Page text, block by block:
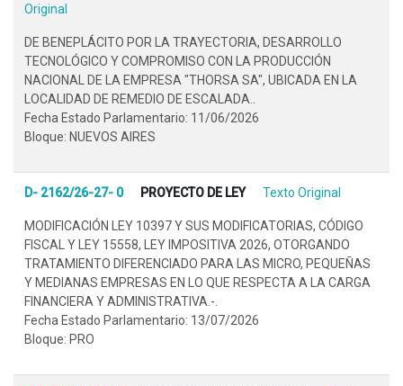
Original
DE BENEPLÁCITO POR LA TRAYECTORIA, DESARROLLO
TECNOLÓGICO Y COMPROMISO CON LA PRODUCCIÓN
NACIONAL DE LA EMPRESA "THORSA SA", UBICADA EN LA
LOCALIDAD DE REMEDIO DE ESCALADA..
Fecha Estado Parlamentario: 11/06/2026
Bloque: NUEVOS AIRES
D- 2162/26-27- 0 PROYECTO DE LEY Texto Original
MODIFICACIÓN LEY 10397 Y SUS MODIFICATORIAS, CÓDIGO
FISCAL Y LEY 15558, LEY IMPOSITIVA 2026, OTORGANDO
TRATAMIENTO DIFERENCIADO PARA LAS MICRO, PEQUEÑAS
Y MEDIANAS EMPRESAS EN LO QUE RESPECTA A LA CARGA
FINANCIERA Y ADMINISTRATIVA.-.
Fecha Estado Parlamentario: 13/07/2026
Bloque: PRO